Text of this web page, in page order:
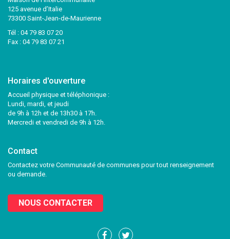
125 avenue d’Italie
73300 Saint-Jean-de-Maurienne
Tél : 04 79 83 07 20
Fax : 04 79 83 07 21
Horaires d'ouverture
Accueil physique et téléphonique :
Lundi, mardi, et jeudi
de 9h à 12h et de 13h30 à 17h.
Mercredi et vendredi de 9h à 12h.
Contact
Contactez votre Communauté de communes pour tout renseignement
ou demande.
NOUS CONTACTER
Lien Lien